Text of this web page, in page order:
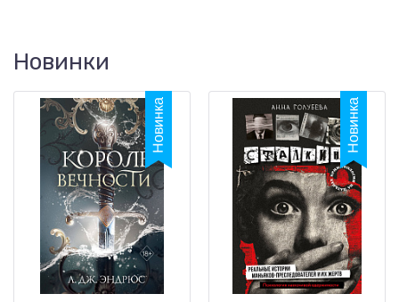
Новинки